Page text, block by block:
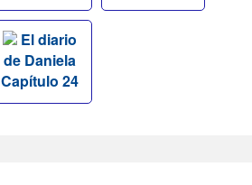
El diario
de Daniela
Capítulo 24